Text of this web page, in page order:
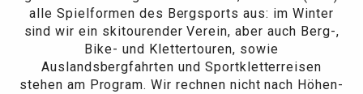
alle Spielformen des Bergsports aus: im Winter
sind wir ein skitourender Verein, aber auch Berg-,
Bike- und Klettertouren, sowie
Auslandsbergfahrten und Sportkletterreisen
stehen am Program. Wir rechnen nicht nach Höhen-